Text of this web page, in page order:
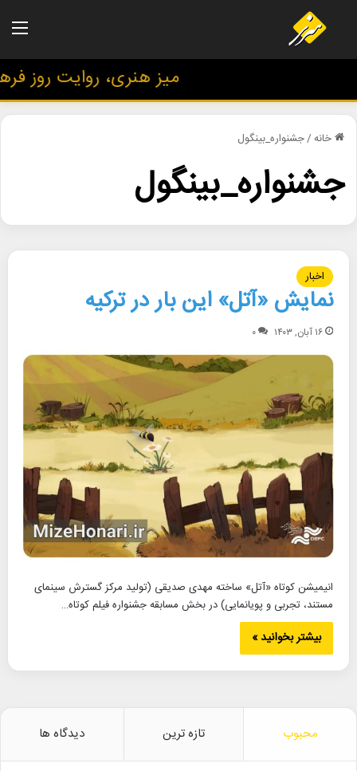
میز هنری، روایت روز
خانه/جشنواره_بینگول
جشنواره_بینگول
اخبار
نمایش «آتل» این بار در ترکیه
۱۶ آبان, ۱۴۰۳ ۰
انیمیشن کوتاه «آتل» ساخته مهدی صدیقی (تولید مرکز گسترش سینمای
مستند، تجربی و پویانمایی) در بخش مسابقه جشنواره فیلم کوتاه…
بیشتر بخوانید »
محبوب تازه ترین دیدگاه ها